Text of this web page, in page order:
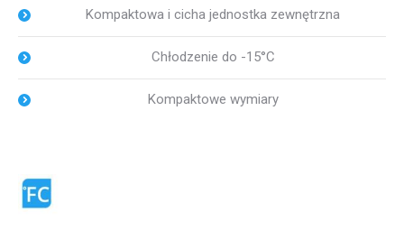
Kompaktowa i cicha jednostka zewnętrzna
Chłodzenie do -15°C
Kompaktowe wymiary